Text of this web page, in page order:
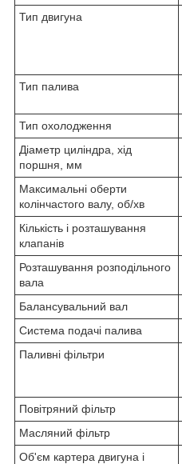
Тип двигуна
Тип палива
Тип охолодження
Діаметр циліндра, хід
поршня, мм
Максимальні оберти
колінчастого валу, об/хв
Кількість і розташування
клапанів
Розташування розподільного
вала
Балансувальний вал
Система подачі палива
Паливні фільтри
Повітряний фільтр
Масляний фільтр
Об'єм картера двигуна і